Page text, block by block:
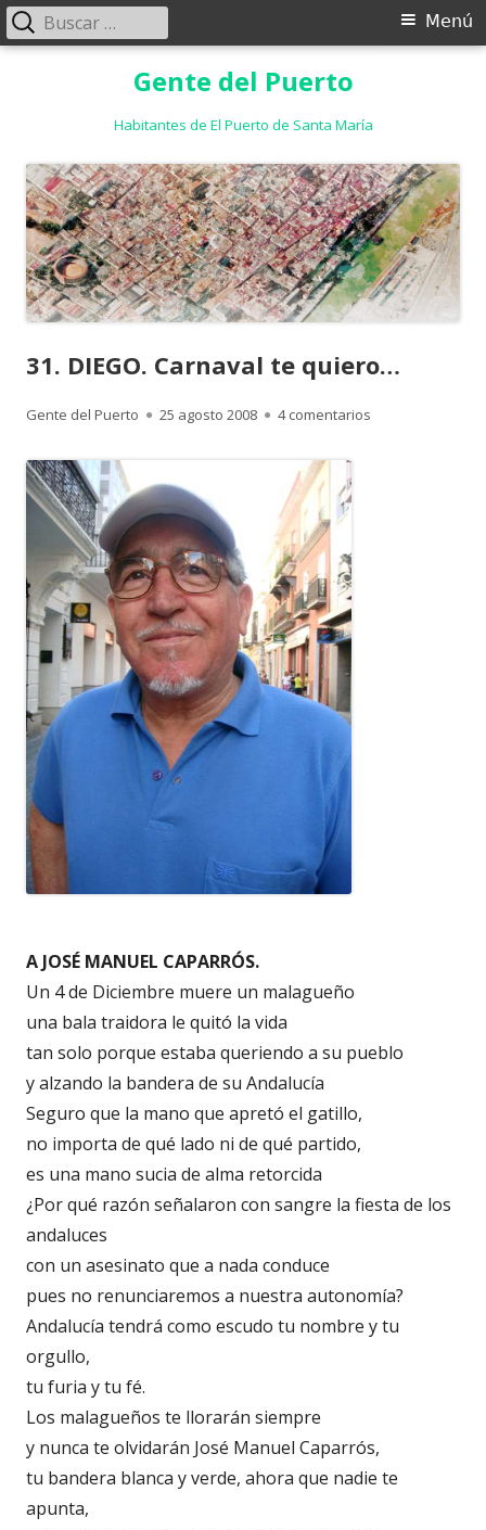
Gente del Puerto
Habitantes de El Puerto de Santa María
Menú
Menú
Buscar:
31. DIEGO. Carnaval te quiero…
Autor
Gente del Puerto
Publicado
25 agosto 2008 4 comentarios
A JOSÉ MANUEL CAPARRÓS.
Un 4 de Diciembre muere un malagueño
una bala traidora le quitó la vida
tan solo porque estaba queriendo a su pueblo
y alzando la bandera de su Andalucía
Seguro que la mano que apretó el gatillo,
no importa de qué lado ni de qué partido,
es una mano sucia de alma retorcida
¿Por qué razón señalaron con sangre la fiesta de los
andaluces
con un asesinato que a nada conduce
pues no renunciaremos a nuestra autonomía?
Andalucía tendrá como escudo tu nombre y tu
orgullo,
tu furia y tu fé.
Los malagueños te llorarán siempre
y nunca te olvidarán José Manuel Caparrós,
tu bandera blanca y verde, ahora que nadie te
apunta,